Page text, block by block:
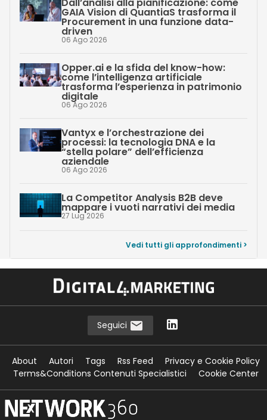
GAIA Vision di QuantiaS trasforma il
Procurement in una funzione data-
driven
06 Ago 2026
Opper.ai e la sfida del know-how:
come l’intelligenza artificiale
trasforma l’esperienza in patrimonio
digitale
06 Ago 2026
Vantyx e l’orchestrazione dei
processi: la tecnologia DNA e la
“stella polare” dell’efficienza
aziendale
06 Ago 2026
La Competitor Analysis B2B deve
mappare i vuoti narrativi dei media
27 Lug 2026
Vedi tutti gli approfondimenti >
Seguici
About Autori Tags Rss Feed
Privacy e Cookie Policy
Terms&Conditions Contenuti Specialistici
Cookie Center